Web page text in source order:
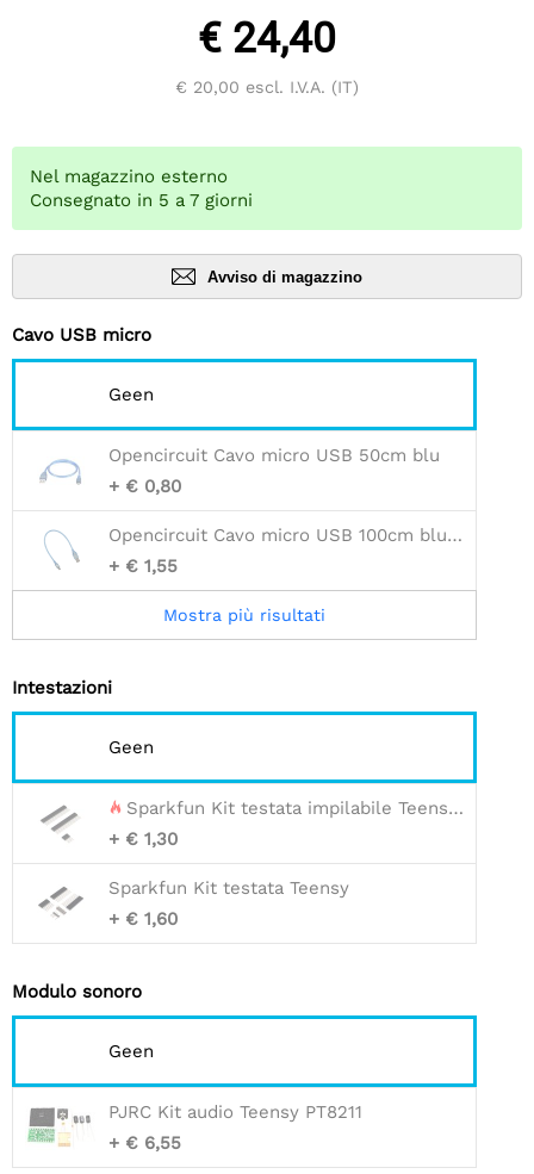
€ 24,40
€ 20,00 escl. I.V.A. (IT)
Nel magazzino esterno
Consegnato in 5 a 7 giorni
Avviso di magazzino
Cavo USB micro
Geen
Opencircuit Cavo micro USB 50cm blu
+ € 0,80
Opencircuit Cavo micro USB 100cm blu - 30AWG
+ € 1,55
Mostra più risultati
Intestazioni
Geen
Sparkfun Kit testata impilabile Teensy (esteso)
+ € 1,30
Sparkfun Kit testata Teensy
+ € 1,60
Modulo sonoro
Geen
PJRC Kit audio Teensy PT8211
+ € 6,55